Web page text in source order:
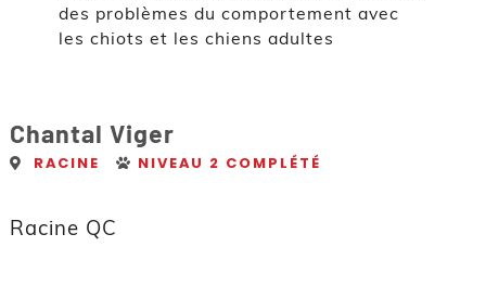
Chantal Viger
RACINE NIVEAU 2 COMPLÉTÉ
Racine QC
des problèmes du comportement avec
les chiots et les chiens adultes